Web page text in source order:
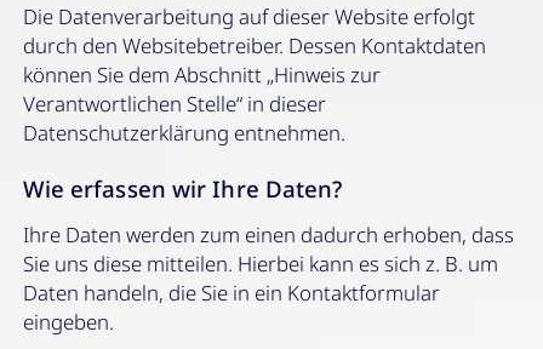
Die Datenverarbeitung auf dieser Website erfolgt
durch den Websitebetreiber. Dessen Kontaktdaten
können Sie dem Abschnitt „Hinweis zur
Verantwortlichen Stelle“ in dieser
Datenschutzerklärung entnehmen.
Wie erfassen wir Ihre Daten?
Ihre Daten werden zum einen dadurch erhoben, dass
Sie uns diese mitteilen. Hierbei kann es sich z. B. um
Daten handeln, die Sie in ein Kontaktformular
eingeben.